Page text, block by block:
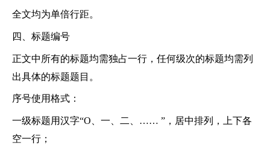
全文均为单倍行距。
四、标题编号
正文中所有的标题均需独占一行，任何级次的标题均需列
出具体的标题题目。
序号使用格式：
一级标题用汉字“O、一、二、…… ”，居中排列，上下各
空一行；